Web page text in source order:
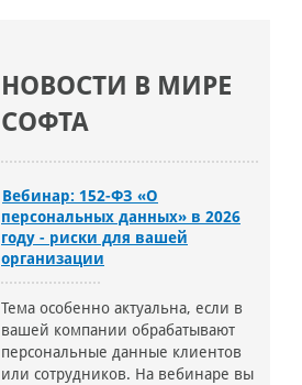
НОВОСТИ В МИРЕ
СОФТА
Вебинар: 152-ФЗ «О
персональных данных» в 2026
году - риски для вашей
организации
Тема особенно актуальна, если в
вашей компании обрабатывают
персональные данные клиентов
или сотрудников. На вебинаре вы